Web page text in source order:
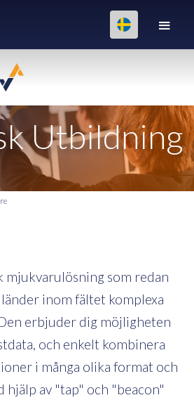
Utbildning
mjukvarulösning som redan
inom fältet komplexa
erbjuder dig möjligheten
och enkelt kombinera
i många olika format och
hjälp av "tap" och "beacon"